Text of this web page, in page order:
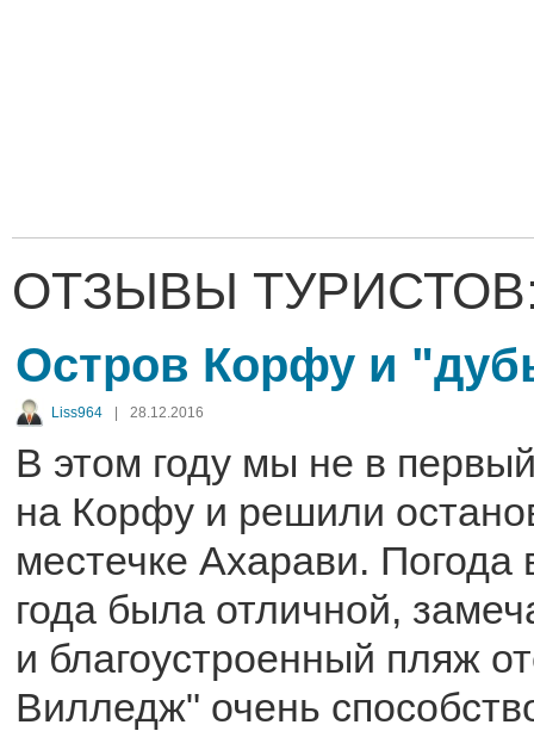
ОТЗЫВЫ
Остров Корфу и
Liss964 | 28.12.2016
В этом году мы не в
на Корфу и решили
местечке Ахарави.
года была отличной,
и благоустроенный пляж
Вилледж" очень